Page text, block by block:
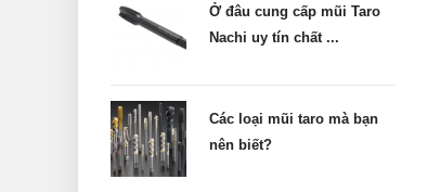
Ở đâu cung cấp mũi Taro
Nachi uy tín chất ...
Các loại mũi taro mà bạn
nên biết?